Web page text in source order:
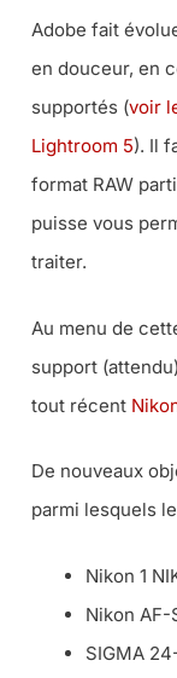
Adobe fait
en douceur, en
supportés (voir
Lightroom 5). Il
format RAW
puisse vous
traiter.
Au menu de
support
tout récent
De nouveaux
parmi lesquels
Nikon 1
Nikon AF-
SIGMA